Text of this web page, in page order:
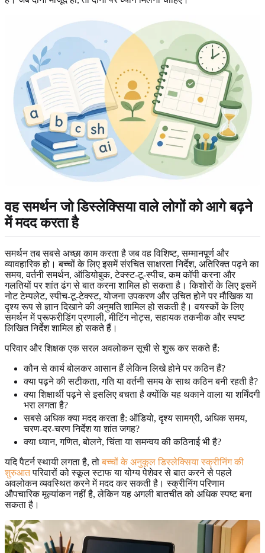
वह समर्थन जो डिस्लेक्सिया वाले लोगों को आगे बढ़ने
में मदद करता है
समर्थन तब सबसे अच्छा काम करता है जब वह विशिष्ट, सम्मानपूर्ण और
व्यावहारिक हो। बच्चों के लिए इसमें संरचित साक्षरता निर्देश, अतिरिक्त पढ़ने का
समय, वर्तनी समर्थन, ऑडियोबुक, टेक्स्ट-टू-स्पीच, कम कॉपी करना और
गलतियों पर शांत ढंग से बात करना शामिल हो सकता है। किशोरों के लिए इसमें
नोट टेम्पलेट, स्पीच-टू-टेक्स्ट, योजना उपकरण और उचित होने पर मौखिक या
दृश्य रूप से ज्ञान दिखाने की अनुमति शामिल हो सकती है। वयस्कों के लिए
समर्थन में प्रूफरीडिंग प्रणाली, मीटिंग नोट्स, सहायक तकनीक और स्पष्ट
लिखित निर्देश शामिल हो सकते हैं।
परिवार और शिक्षक एक सरल अवलोकन सूची से शुरू कर सकते हैं:
कौन से कार्य बोलकर आसान हैं लेकिन लिखे होने पर कठिन हैं?
क्या पढ़ने की सटीकता, गति या वर्तनी समय के साथ कठिन बनी रहती है?
क्या शिक्षार्थी पढ़ने से इसलिए बचता है क्योंकि यह थकाने वाला या शर्मिंदगी
भरा लगता है?
सबसे अधिक क्या मदद करता है: ऑडियो, दृश्य सामग्री, अधिक समय,
चरण-दर-चरण निर्देश या शांत जगह?
क्या ध्यान, गणित, बोलने, चिंता या समन्वय की कठिनाई भी है?
यदि पैटर्न स्थायी लगता है, तोबच्चों के अनुकूल डिस्लेक्सिया स्क्रीनिंग की
शुरुआतपरिवारों को स्कूल स्टाफ या योग्य पेशेवर से बात करने से पहले
अवलोकन व्यवस्थित करने में मदद कर सकती है। स्क्रीनिंग परिणाम
औपचारिक मूल्यांकन नहीं है, लेकिन यह अगली बातचीत को अधिक स्पष्ट बना
सकता है।